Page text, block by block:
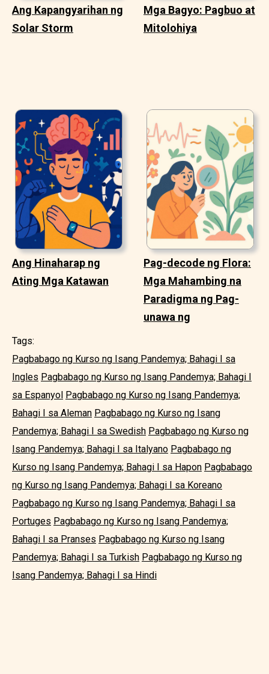
Ang Kapangyarihan ng
Solar Storm
Mga Bagyo: Pagbuo at
Mitolohiya
Ang Hinaharap ng
Ating Mga Katawan
Pag-decode ng Flora:
Mga Mahambing na
Paradigma ng Pag-
unawa ng
Tags:
Pagbabago ng Kurso ng Isang Pandemya; Bahagi I sa
Ingles Pagbabago ng Kurso ng Isang Pandemya; Bahagi I
sa Espanyol Pagbabago ng Kurso ng Isang Pandemya;
Bahagi I sa Aleman Pagbabago ng Kurso ng Isang
Pandemya; Bahagi I sa Swedish Pagbabago ng Kurso ng
Isang Pandemya; Bahagi I sa Italyano Pagbabago ng
Kurso ng Isang Pandemya; Bahagi I sa Hapon Pagbabago
ng Kurso ng Isang Pandemya; Bahagi I sa Koreano
Pagbabago ng Kurso ng Isang Pandemya; Bahagi I sa
Portuges Pagbabago ng Kurso ng Isang Pandemya;
Bahagi I sa Pranses Pagbabago ng Kurso ng Isang
Pandemya; Bahagi I sa Turkish Pagbabago ng Kurso ng
Isang Pandemya; Bahagi I sa Hindi